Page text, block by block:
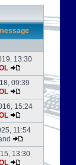
13:30
09:39
15:24
11:54
13:30